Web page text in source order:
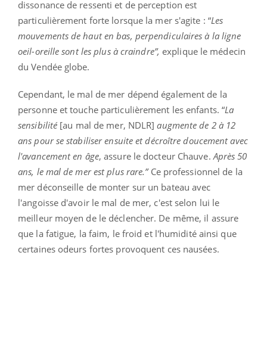
dissonance de ressenti et de perception est
particulièrement forte lorsque la mer s'agite : “Les
mouvements de haut en bas, perpendiculaires à la ligne
oeil-oreille sont les plus à craindre”, explique le médecin
du Vendée globe.
Cependant, le mal de mer dépend également de la
personne et touche particulièrement les enfants. “La
sensibilité [au mal de mer, NDLR]augmente de 2 à 12
ans pour se stabiliser ensuite et décroître doucement avec
l'avancement en âge, assure le docteur Chauve. Après 50
ans, le mal de mer est plus rare.”Ce professionnel de la
mer déconseille de monter sur un bateau avec
l'angoisse d'avoir le mal de mer, c'est selon lui le
meilleur moyen de le déclencher. De même, il assure
que la fatigue, la faim, le froid et l'humidité ainsi que
certaines odeurs fortes provoquent ces nausées.